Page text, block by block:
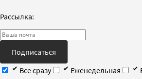
Рассылка:
Подписаться
Все сразу
Еженедельная